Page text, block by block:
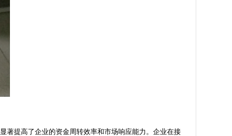
著提高了企业的资金周转效率和市场响应能力。企业在接